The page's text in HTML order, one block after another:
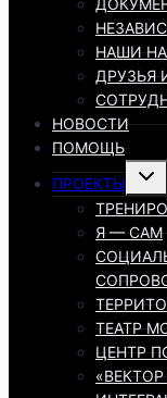
НАШИ
ДРУЗЬЯ
НОВОСТИ
ПОМОЩЬ
ПРОЕКТЫ
меню
Я — САМ
ТЕАТР
ЦЕНТР